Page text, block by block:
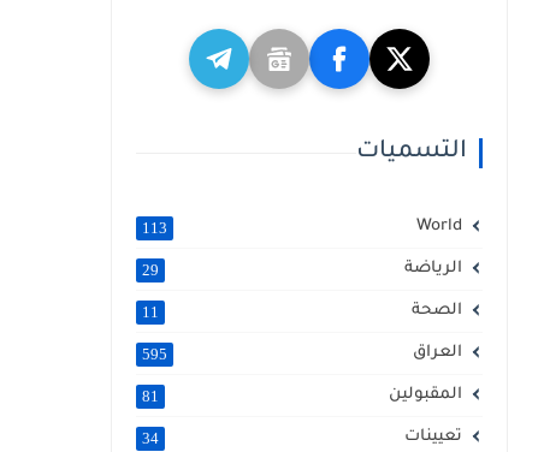
التسميات
World
113
الرياضة 29
الصحة 11
العراق 595
المقبولين 81
تعيينات 34